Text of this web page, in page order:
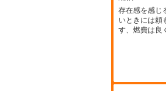
存在感を感じ
いときには頼
す、燃費は良